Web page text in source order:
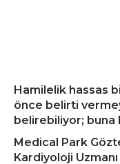
Hamilelik hassas
önce belirti
belirebiliyor; buna
Medical Park
Kardiyoloji